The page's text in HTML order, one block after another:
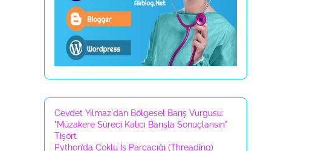
Cevdet Yılmaz'dan Bölgesel Barış Vurgusu:
"Müzakere Süreci Kalıcı Barışla Sonuçlansın"
Tişört
Python’da Çoklu İş Parçacığı (Threading)